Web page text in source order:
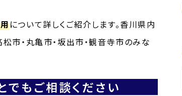
について詳しくご紹介します。香川県内
市・丸亀市・坂出市・観音寺市のみな
でもご相談ください